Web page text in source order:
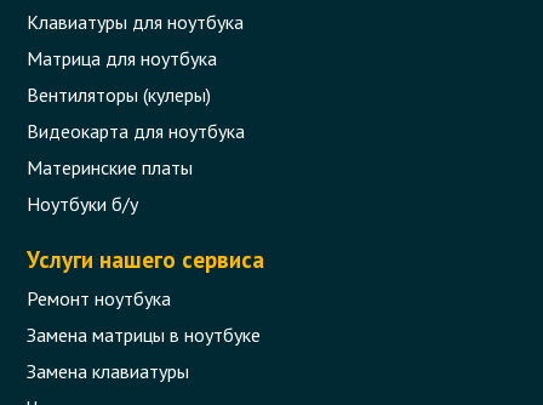
305 грн.
Нет в наличии
Клавиатуры для ноутбука
Матрица для ноутбука
Вентиляторы (кулеры)
Видеокарта для ноутбука
Материнские платы
Ноутбуки б/у
Услуги нашего сервиса
Ремонт ноутбука
Замена матрицы в ноутбуке
Замена клавиатуры